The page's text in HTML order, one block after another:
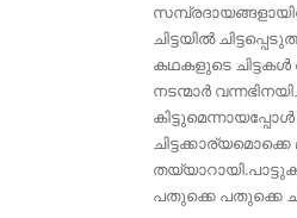
ചിട്ടയില്‍
കഥകളുടെ ചിട്ടകൾ
നടന്മാര്‍
പതുക്കെ പതുക്കെ